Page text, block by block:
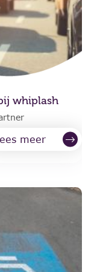
whiplash
lees meer